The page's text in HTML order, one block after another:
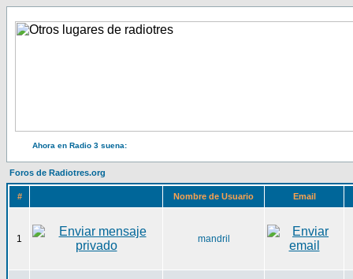
Ahora en Radio 3 suena:
Foros de Radiotres.org
# Nombre de Usuario Email
1 mandril